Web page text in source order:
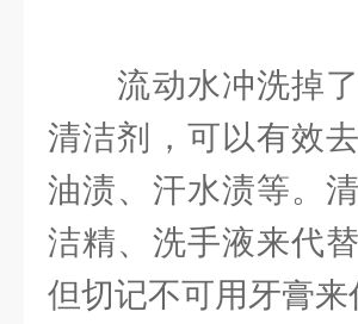
流动水冲洗掉了
清洁剂，可以有效
油渍、汗水渍等。
洁精、洗手液来代
但切记不可用牙膏